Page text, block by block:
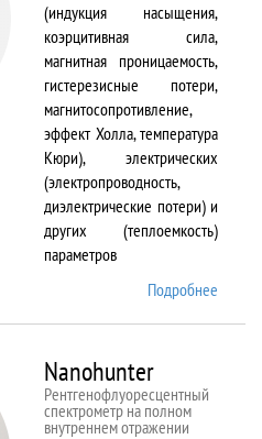
(индукция насыщения,
коэрцитивная сила,
магнитная проницаемость,
гистерезисные потери,
магнитосопротивление,
эффект Холла, температура
Кюри), электрических
(электропроводность,
диэлектрические потери) и
других (теплоемкость)
параметров
Подробнее
Nanohunter
Рентгенофлуоресцентный
спектрометр на полном
внутреннем отражении